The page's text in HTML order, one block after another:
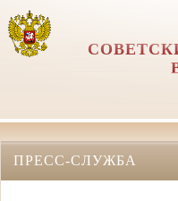
ПРЕСС-СЛУЖБА